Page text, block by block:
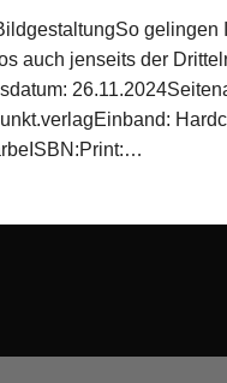
gelingen
auch jenseits der